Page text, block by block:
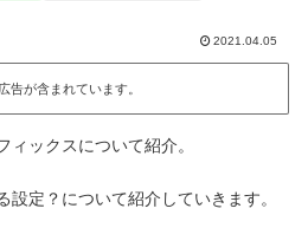
2021.04.05
告が含まれています。
ックスについて紹介。
定？について紹介していきます。